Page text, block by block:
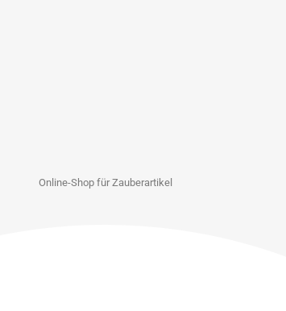
Online-Shop für Zauberartikel